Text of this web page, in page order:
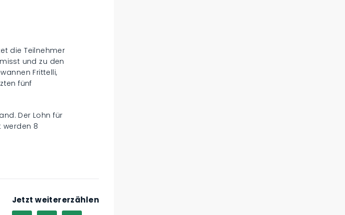
die Teilnehmer
und zu den
Frittelli,
fünf
Der Lohn für
werden 8
Jetzt weitererzählen